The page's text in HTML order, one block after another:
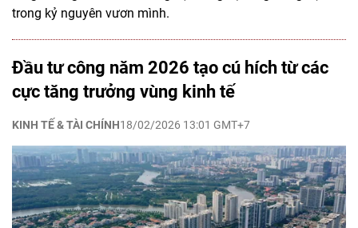
trong kỷ nguyên vươn mình.
Đầu tư công năm 2026 tạo cú hích từ các
cực tăng trưởng vùng kinh tế
KINH TẾ & TÀI CHÍNH18/02/2026 13:01 GMT+7